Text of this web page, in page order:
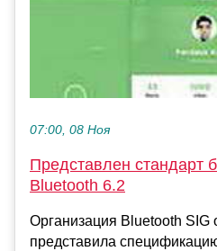
07:00, 08 Ноя
Представлен стандарт
Bluetooth 6.2
Организация Bluetooth SIG
представила